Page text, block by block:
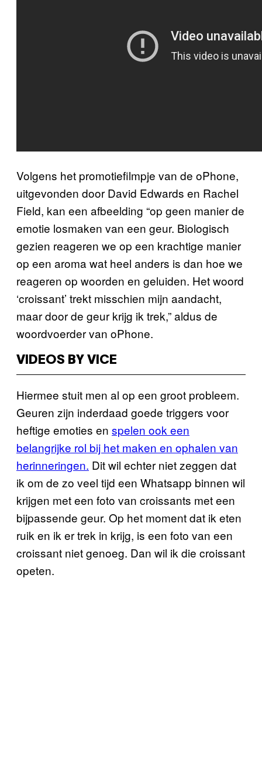
Volgens het promotiefilmpje van de oPhone,
uitgevonden door David Edwards en Rachel
Field, kan een afbeelding “op geen manier de
emotie losmaken van een geur. Biologisch
gezien reageren we op een krachtige manier
op een aroma wat heel anders is dan hoe we
reageren op woorden en geluiden. Het woord
‘croissant’ trekt misschien mijn aandacht,
maar door de geur krijg ik trek,” aldus de
woordvoerder van oPhone.
VIDEOS BY VICE
Hiermee stuit men al op een groot probleem.
Geuren zijn inderdaad goede triggers voor
heftige emoties en spelen ook een
belangrijke rol bij het maken en ophalen van
herinneringen. Dit wil echter niet zeggen dat
ik om de zo veel tijd een Whatsapp binnen wil
krijgen met een foto van croissants met een
bijpassende geur. Op het moment dat ik eten
ruik en ik er trek in krijg, is een foto van een
croissant niet genoeg. Dan wil ik die croissant
opeten.